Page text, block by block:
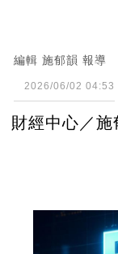
編輯 施郁韻 報導
2026/06/02 04:53
財經中心／施